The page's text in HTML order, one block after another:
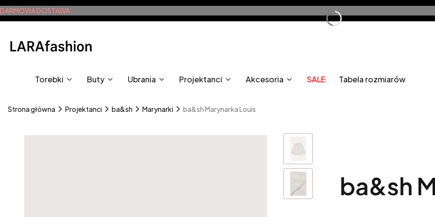
DARMOWA DOSTAWA
Torebki Buty Ubrania Projektanci Akcesoria SALE Tabela rozmiarów
Strona główna Projektanci ba&sh Marynarki ba&sh Marynarka Louis
ba&sh